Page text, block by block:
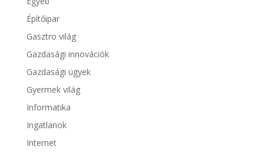
Építőipar
Gasztro világ
Gazdasági innovációk
Gazdasági ügyek
Gyermek világ
Informatika
Ingatlanok
Internet